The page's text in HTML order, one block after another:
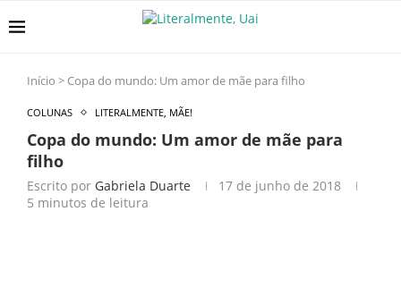
Início > Copa do mundo: Um amor de mãe para filho
COLUNAS LITERALMENTE, MÃE!
Copa do mundo: Um amor de mãe para
filho
Escrito por Gabriela Duarte
17 de junho de 2018
5 minutos de leitura